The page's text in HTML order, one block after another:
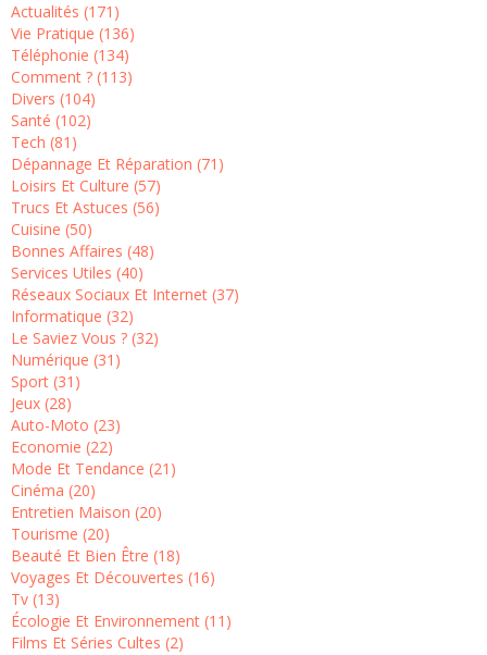
Actualités (171)
Vie Pratique (136)
Téléphonie (134)
Comment ? (113)
Divers (104)
Santé (102)
Tech (81)
Dépannage Et Réparation (71)
Loisirs Et Culture (57)
Trucs Et Astuces (56)
Cuisine (50)
Bonnes Affaires (48)
Services Utiles (40)
Réseaux Sociaux Et Internet (37)
Informatique (32)
Le Saviez Vous ? (32)
Numérique (31)
Sport (31)
Jeux (28)
Auto-Moto (23)
Economie (22)
Mode Et Tendance (21)
Cinéma (20)
Entretien Maison (20)
Tourisme (20)
Beauté Et Bien Être (18)
Voyages Et Découvertes (16)
Tv (13)
Écologie Et Environnement (11)
Films Et Séries Cultes (2)